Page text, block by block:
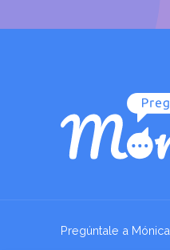
Pregúntale a Mónica